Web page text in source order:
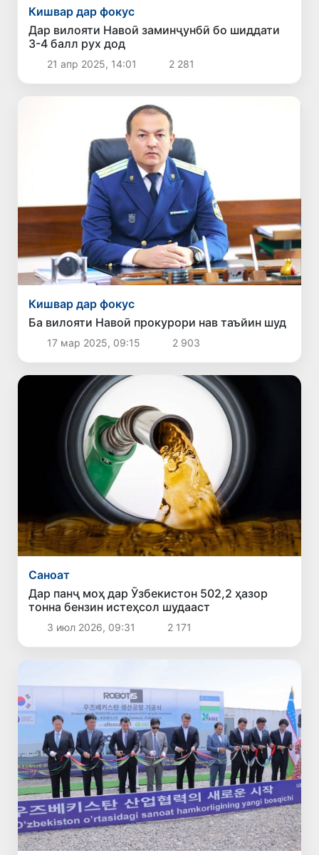
Кишвар дар фокус
Дар вилояти Навоӣ заминҷунбӣ бо шиддати
3-4 балл рух дод
21 апр 2025, 14:01 2 281
Кишвар дар фокус
Ба вилояти Навоӣ прокурори нав таъйин шуд
17 мар 2025, 09:15 2 903
Саноат
Дар панҷ моҳ дар Ӯзбекистон 502,2 ҳазор
тонна бензин истеҳсол шудааст
3 июл 2026, 09:31 2 171